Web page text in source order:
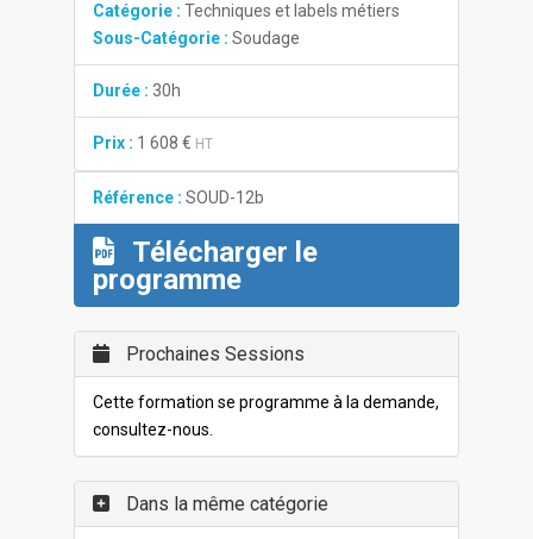
Catégorie : Techniques et labels métiers
Sous-Catégorie : Soudage
Durée : 30h
Prix : 1 608 € HT
Référence : SOUD-12b
Télécharger le
programme
Prochaines Sessions
Cette formation se programme à la demande,
consultez-nous.
Dans la même catégorie